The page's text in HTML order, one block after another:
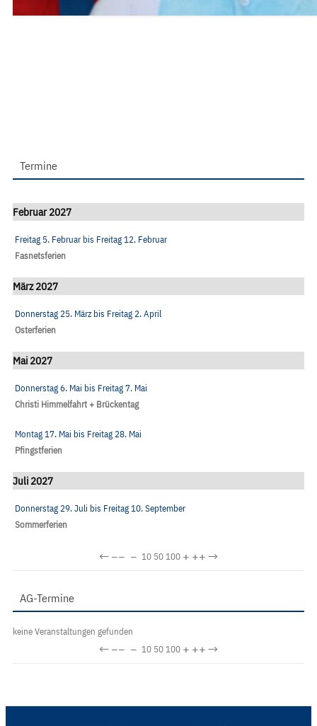
Termine
Februar 2027
Freitag 5. Februarbis Freitag 12. Februar
Fasnetsferien
März 2027
Donnerstag 25. März bis Freitag 2. April
Osterferien
Mai 2027
Donnerstag 6. Mai bis Freitag 7. Mai
Christi Himmelfahrt + Brückentag
Montag 17. Mai bis Freitag 28. Mai
Pfingstferien
Juli 2027
Donnerstag 29. Juli bis Freitag 10. September
Sommerferien
←−− − 10 50100 + ++→
AG-Termine
keine Veranstaltungen gefunden
←−− − 10 50100 + ++→